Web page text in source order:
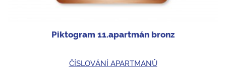
Piktogram 11.apartmán bronz
ČÍSLOVÁNÍ APARTMANŮ